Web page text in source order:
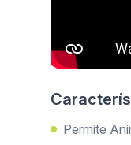
Permite